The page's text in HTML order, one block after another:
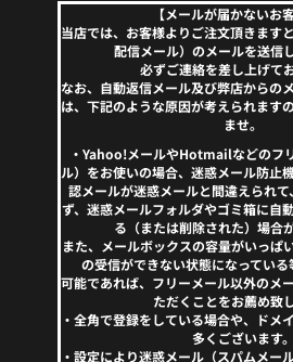
【メールが届かないお
当店では、お客様よりご注文頂きます
配信メール）のメールを送信
必ずご連絡を差し上げて
なお、自動返信メール及び弊店からの
は、下記のような原因が考えられます
ませ。
・Yahoo!メールやHotmailなどのフ
ル）をお使いの場合、迷惑メール防止
認メールが迷惑メールと間違えられ
ず、迷惑メールフォルダやゴミ箱に自
る（または削除された）場合
また、メールボックスの容量がいっぱ
の受信ができない状態になっている
可能であれば、フリーメール以外のメ
ただくことをお薦め致
・全角で登録をしている場合や、ドメ
多くございます。
・設定により迷惑メール（スパムメー